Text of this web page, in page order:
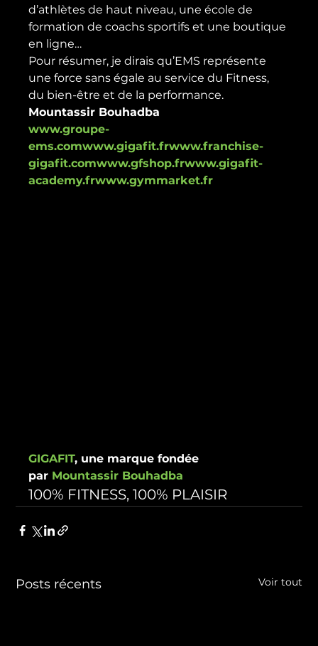
d’athlètes de haut niveau, une école de
formation de coachs sportifs et une boutique
en ligne…
Pour résumer, je dirais qu’EMS représente
une force sans égale au service du Fitness,
du bien-être et de la performance.
Mountassir Bouhadba
www.groupe-
ems.comwww.gigafit.frwww.franchise-
gigafit.comwww.gfshop.frwww.gigafit-
academy.frwww.gymmarket.fr
GIGAFIT, une marque fondée
par Mountassir Bouhadba
100% FITNESS, 100% PLAISIR
Posts récents Voir tout